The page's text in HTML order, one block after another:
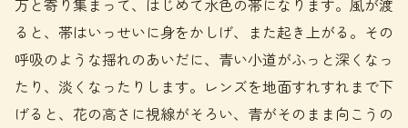
万と寄り集まって、はじめて水色の帯になります。風が渡
ると、帯はいっせいに身をかしげ、また起き上がる。その
呼吸のような揺れのあいだに、青い小道がふっと深くなっ
たり、淡くなったりします。レンズを地面すれすれまで下
げると、花の高さに視線がそろい、青がそのまま向こうの